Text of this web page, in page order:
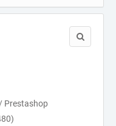
Prestashop